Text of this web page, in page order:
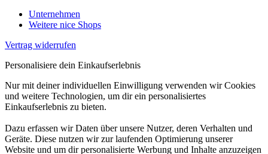
Unternehmen
Weitere nice Shops
Vertrag widerrufen
Personalisiere dein Einkaufserlebnis
Nur mit deiner individuellen Einwilligung verwenden wir Cookies
und weitere Technologien, um dir ein personalisiertes
Einkaufserlebnis zu bieten.
Dazu erfassen wir Daten über unsere Nutzer, deren Verhalten und
Geräte. Diese nutzen wir zur laufenden Optimierung unserer
Website und um dir personalisierte Werbung und Inhalte anzuzeigen